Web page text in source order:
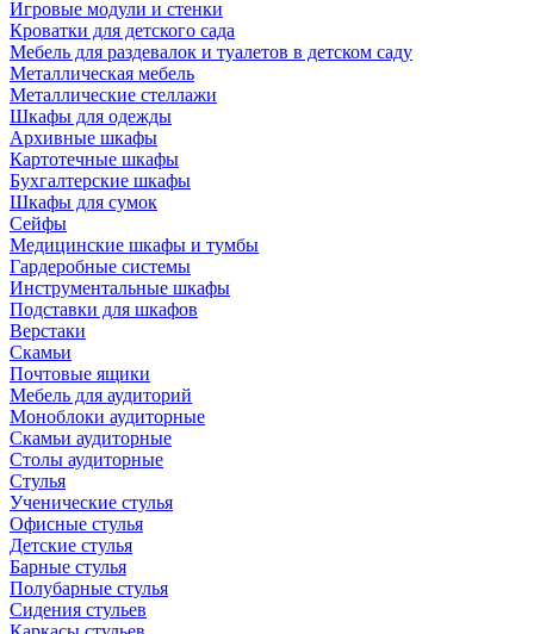
Игровые модули и стенки
Кроватки для детского сада
Мебель для раздевалок и туалетов в детском саду
Металлическая мебель
Металлические стеллажи
Шкафы для одежды
Архивные шкафы
Картотечные шкафы
Бухгалтерские шкафы
Шкафы для сумок
Сейфы
Медицинские шкафы и тумбы
Гардеробные системы
Инструментальные шкафы
Подставки для шкафов
Верстаки
Скамьи
Почтовые ящики
Мебель для аудиторий
Моноблоки аудиторные
Скамьи аудиторные
Столы аудиторные
Стулья
Ученические стулья
Офисные стулья
Детские стулья
Барные стулья
Полубарные стулья
Сидения стульев